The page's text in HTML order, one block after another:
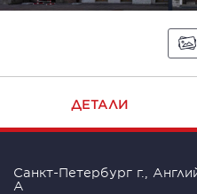
ДЕТАЛИ
Санкт-Петербург г.,
А